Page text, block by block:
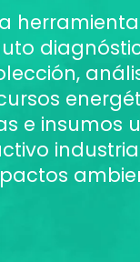
e insumos